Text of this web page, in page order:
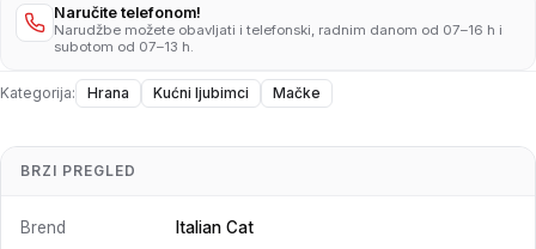
Naručite telefonom!
Narudžbe možete obavljati i telefonski, radnim danom od 07–16 h i
subotom od 07–13 h.
Kategorija: Hrana Kućni ljubimci Mačke
BRZI PREGLED
Brend Italian Cat